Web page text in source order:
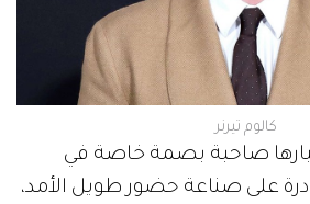
كالوم تيرنر
صاحبة بصمة خاصة في
على صناعة حضور طويل الأمد،